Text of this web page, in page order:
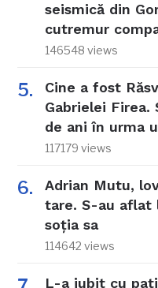
seismică din
cutremur
146548 views
Cine a fost
Gabrielei Firea.
de ani în urma
117179 views
Adrian Mutu,
tare. S-au aflat
soția sa
114642 views
L-a iubit cu